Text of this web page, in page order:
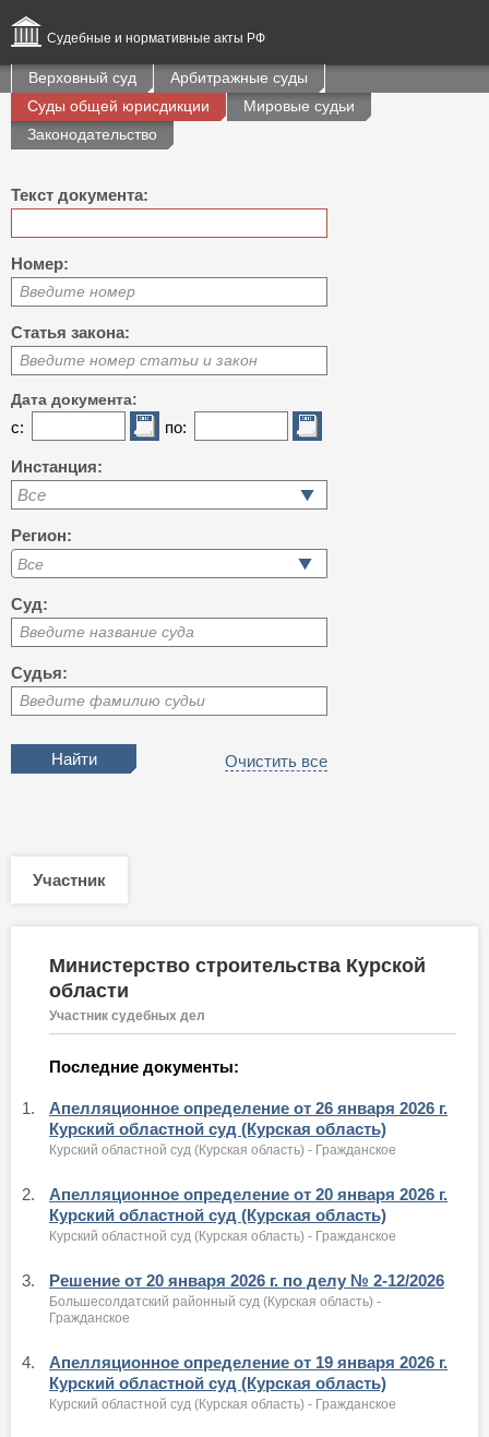
Судебные и нормативные акты РФ
Верховный суд
Арбитражные суды
Суды общей юрисдикции
Мировые судьи
Законодательство
Текст документа:
Номер:
Введите номер
Статья закона:
Введите номер статьи и закон
Дата документа:
с: по:
Инстанция:
Все
Регион:
Суд:
Введите название суда
Судья:
Введите фамилию судьи
Очистить все
Участник
Министерство строительства Курской
области
Участник судебных дел
Последние документы:
1.
Апелляционное определение от 26 января 2026 г.
Курский областной суд (Курская область)
Курский областной суд (Курская область) - Гражданское
2.
Апелляционное определение от 20 января 2026 г.
Курский областной суд (Курская область)
Курский областной суд (Курская область) - Гражданское
3. Решение от 20 января 2026 г. по делу № 2-12/2026
Большесолдатский районный суд (Курская область) -
Гражданское
4.
Апелляционное определение от 19 января 2026 г.
Курский областной суд (Курская область)
Курский областной суд (Курская область) - Гражданское